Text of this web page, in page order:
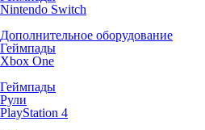
Nintendo Switch
Дополнительное оборудование
Геймпады
Xbox One
Геймпады
Рули
PlayStation 4